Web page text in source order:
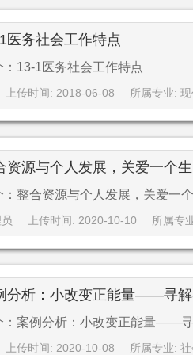
医务社会工作特点
：13-1医务社会工作特点
上传时间: 2018-06-08 所属专业:
资源与个人发展，关爱一个
：整合资源与个人发展，关爱一
上传时间: 2020-10-10 所属专
分析：小改变正能量——寻解
：案例分析：小改变正能量——寻
上传时间: 2020-10-08 所属专业: